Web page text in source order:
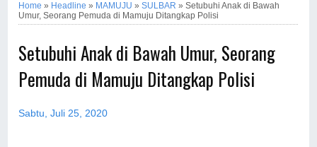
Home » Headline » MAMUJU »SULBAR »Setubuhi Anak di Bawah
Umur, Seorang Pemuda di Mamuju Ditangkap Polisi
Setubuhi Anak di Bawah Umur, Seorang
Pemuda di Mamuju Ditangkap Polisi
Sabtu, Juli 25, 2020